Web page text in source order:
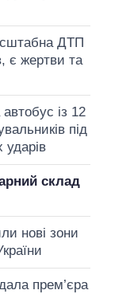
ДТП
є жертви та
із 12
під
ударів
склад
нові зони
прем’єра